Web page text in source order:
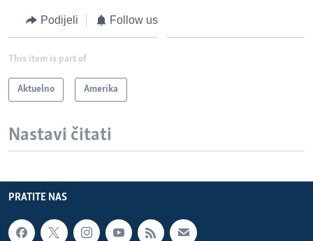
Podijeli Follow us
This item is part of
Aktuelno Amerika
Nastavi čitati
PRATITE NAS